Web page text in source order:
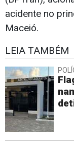
acidente no
Maceió.
LEIA TAMBÉM